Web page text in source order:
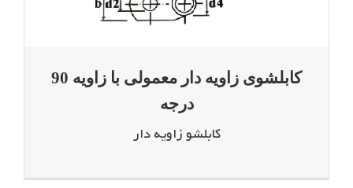
کابلشوی زاویه دار معمولی با زاویه 90
درجه
کابلشو زاویه دار